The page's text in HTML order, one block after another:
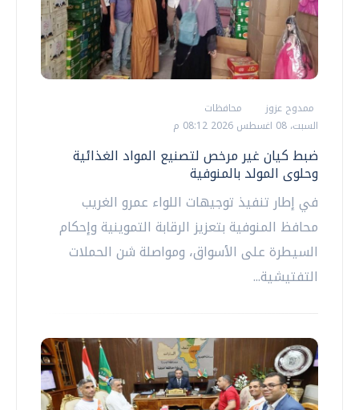
ممدوح عزوز
محافظات
السبت، 08 اغسطس 2026 08:12 م
ضبط كيان غير مرخص لتصنيع المواد الغذائية
وحلوى المولد بالمنوفية
في إطار تنفيذ توجيهات اللواء عمرو الغريب
محافظ المنوفية بتعزيز الرقابة التموينية وإحكام
السيطرة على الأسواق، ومواصلة شن الحملات
التفتيشية...